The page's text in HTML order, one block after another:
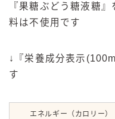
『果糖ぶどう糖液糖
料は不使用です
↓『栄養成分表示
す
エネルギー（カロリー）